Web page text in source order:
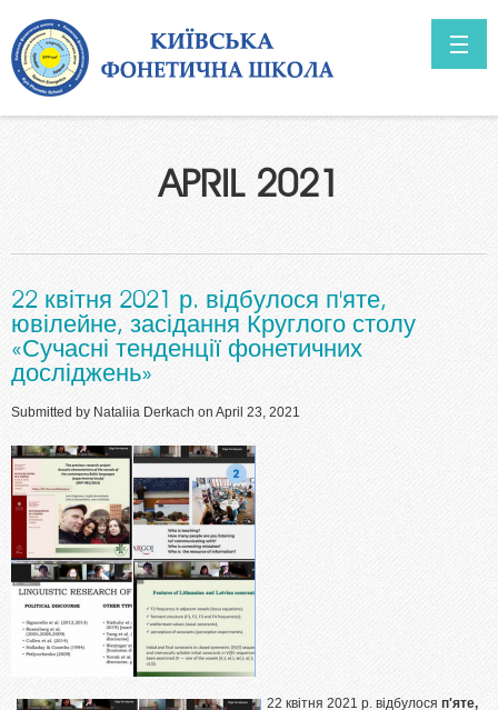
APRIL 2021
22 квітня 2021 р. відбулося п'яте,
ювілейне, засідання Круглого столу
«Сучасні тенденції фонетичних
досліджень»
Submitted by Nataliia Derkach on April 23, 2021
22 квітня 2021 р. відбулося п'яте,